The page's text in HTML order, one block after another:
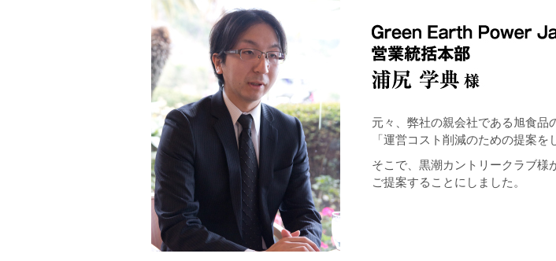
元々、弊社の親会社である旭食品
「運営コスト削減のための提案
そこで、黒潮カントリークラブ様
ご提案することにしました。